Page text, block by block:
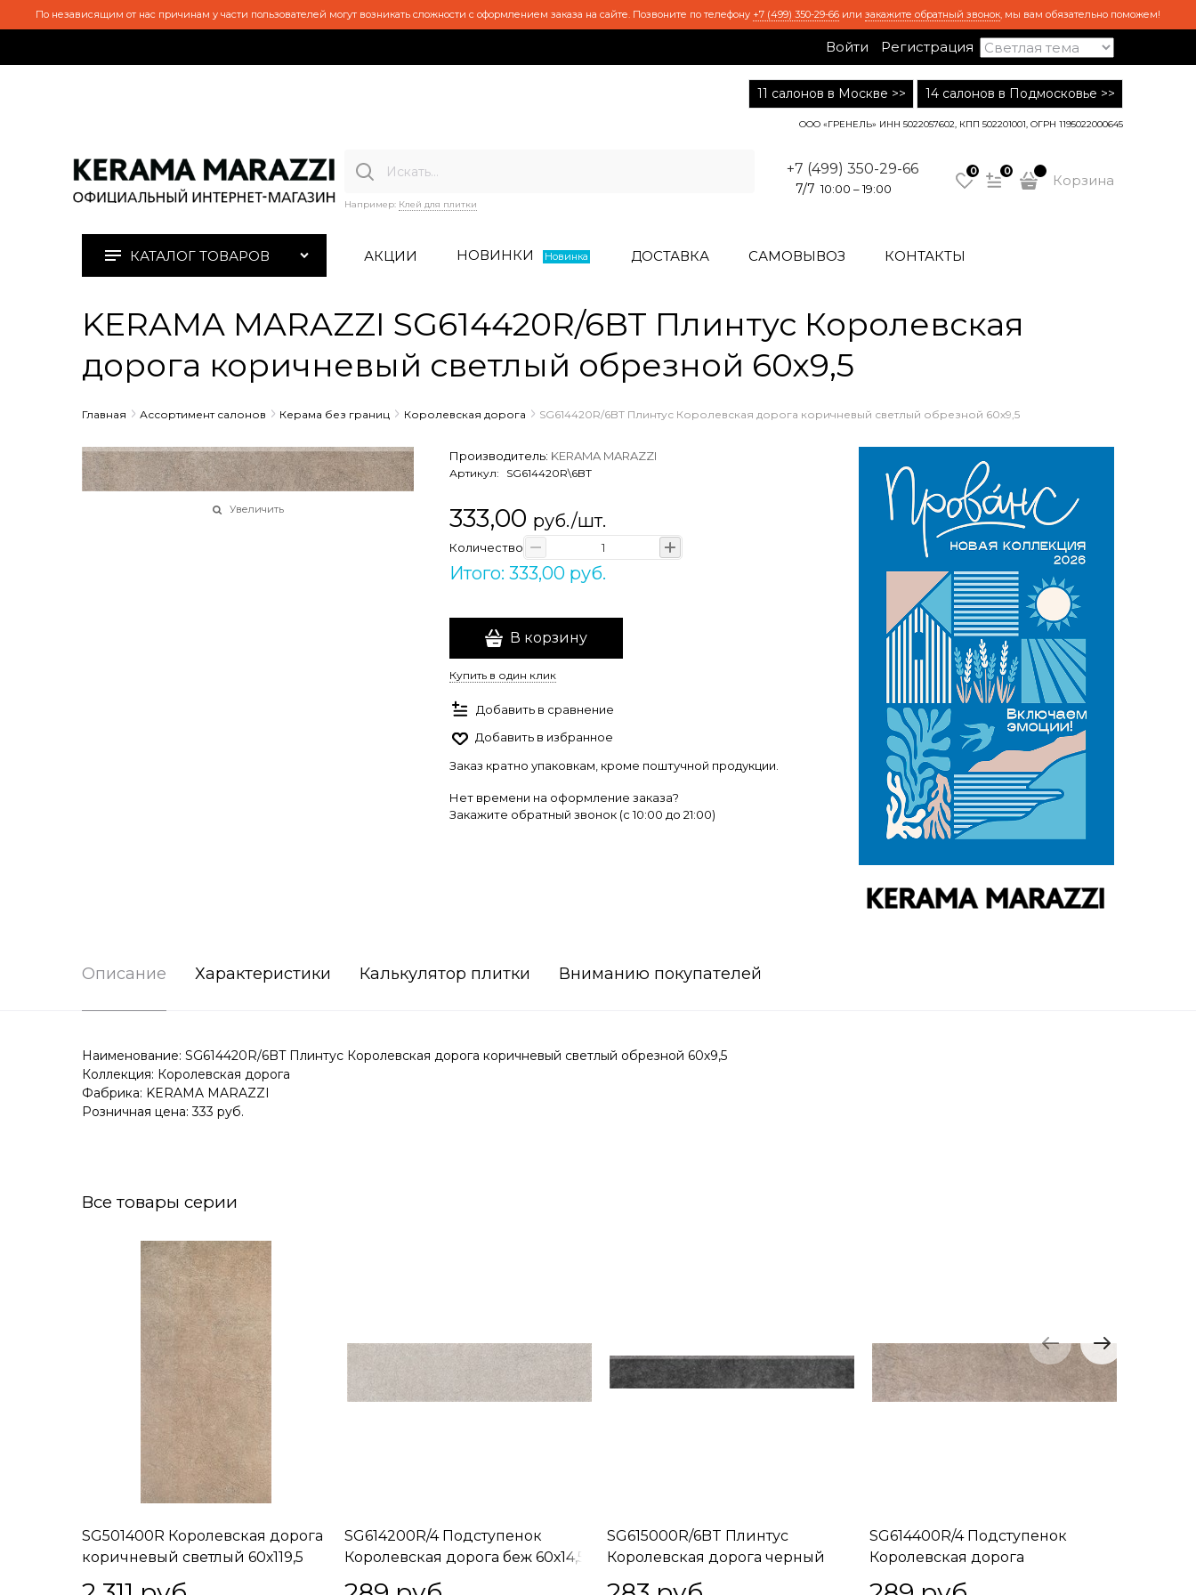
По независящим от нас причинам у части пользователей могут возникать сложности с оформлением заказа на сайте. Позвоните по телефону +7 (499) 350-29-66 или закажите обратный звонок, мы вам обязательно поможем!
Войти Регистрация
11 салонов в Москве >> 14 салонов в Подмосковье >>
ООО «ГРЕНЕЛЬ» ИНН 5022057602, КПП 502201001, ОГРН 1195022000645
Например: Клей для плитки
+7 (499) 350-29-66
7/7 10:00 – 19:00
0 0
Корзина
КАТАЛОГ ТОВАРОВ АКЦИИ НОВИНКИ Новинка ДОСТАВКА САМОВЫВОЗ КОНТАКТЫ
KERAMA MARAZZI SG614420R/6BT Плинтус Королевская
дорога коричневый светлый обрезной 60х9,5
Главная Ассортимент салонов Керама без границ Королевская дорога SG614420R/6BT Плинтус Королевская дорога коричневый светлый обрезной 60х9,5
Увеличить
Производитель: KERAMA MARAZZI
Артикул: SG614420R\6BT
333,00 руб./шт.
Количество
Итого: 333,00 руб.
В корзину
Купить в один клик
Добавить в сравнение
Добавить в избранное
Заказ кратно упаковкам, кроме поштучной продукции.
Нет времени на оформление заказа?
Закажите обратный звонок (c 10:00 до 21:00)
Описание Характеристики Калькулятор плитки Вниманию покупателей
Наименование: SG614420R/6BT Плинтус Королевская дорога коричневый светлый обрезной 60х9,5
Коллекция: Королевская дорога
Фабрика: KERAMA MARAZZI
Розничная цена: 333 руб.
Все товары серии
SG501400R Королевская дорога
коричневый светлый 60х119,5
SG614200R/4 Подступенок
Королевская дорога беж 60х14,5
SG615000R/6BT Плинтус
Королевская дорога черный
обрезной 60х9,5
SG614400R/4 Подступенок
Королевская дорога
коричневый светлый 60х14,5